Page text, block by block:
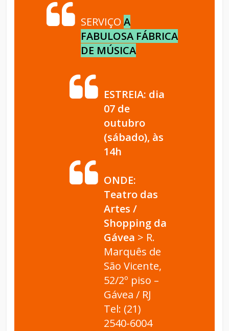
SERVIÇOA
FABULOSA FÁBRICA
DE MÚSICA
ESTREIA: dia
07 de
outubro
(sábado), às
14h
ONDE:
Teatro das
Artes /
Shopping da
Gávea > R.
Marquês de
São Vicente,
52/2º piso –
Gávea / RJ
Tel: (21)
2540-6004